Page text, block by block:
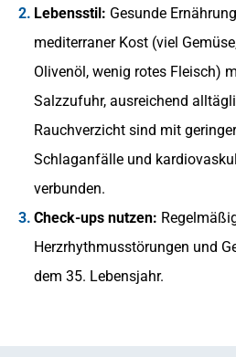
Lebensstil: Gesunde
mediterraner Kost (viel
Olivenöl, wenig rotes Fleisch)
Salzzufuhr, ausreichend
Rauchverzicht sind mit
Schlaganfälle und
verbunden.
Check-ups nutzen:
Herzrhythmusstörungen und
dem 35. Lebensjahr.